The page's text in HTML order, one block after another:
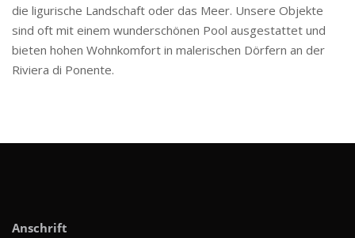
die ligurische Landschaft oder das Meer. Unsere Objekte
sind oft mit einem wunderschönen Pool ausgestattet und
bieten hohen Wohnkomfort in malerischen Dörfern an der
Riviera di Ponente.
Anschrift